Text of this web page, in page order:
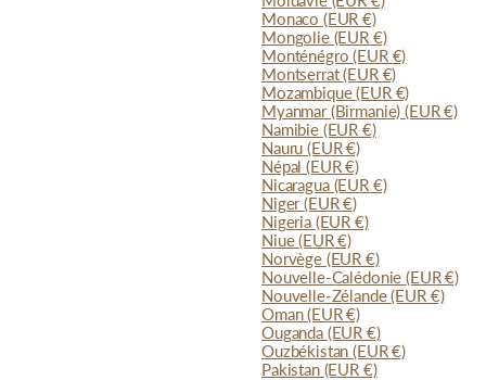
Monaco (EUR €)
Mongolie (EUR €)
Monténégro(EUR €)
Montserrat(EUR €)
Mozambique(EUR €)
Myanmar (Birmanie)(EUR €)
Namibie (EUR €)
Nauru(EUR €)
Népal(EUR €)
Nicaragua (EUR €)
Niger(EUR €)
Nigeria (EUR €)
Niue(EUR €)
Norvège (EUR €)
Nouvelle-Calédonie(EUR €)
Nouvelle-Zélande(EUR €)
Oman(EUR €)
Ouganda (EUR €)
Ouzbékistan(EUR €)
Pakistan (EUR €)